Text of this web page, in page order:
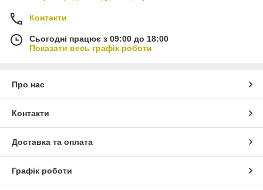
Контакти
Сьогодні працює з 09:00 до 18:00
Показати весь графік роботи
Про нас
Контакти
Доставка та оплата
Графік роботи